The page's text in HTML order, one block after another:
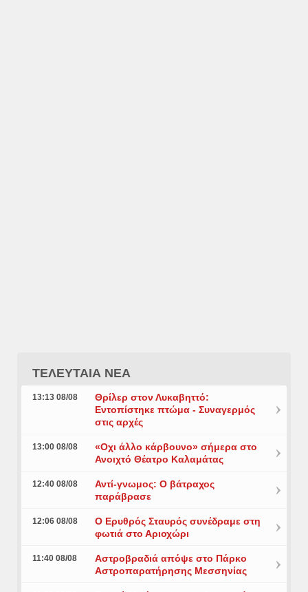
ΤΕΛΕΥΤΑΙΑ ΝΕΑ
13:13 08/08
Θρίλερ στον Λυκαβηττό:
Εντοπίστηκε πτώμα - Συναγερμός
στις αρχές
13:00 08/08
«Οχι άλλο κάρβουνο» σήμερα στο
Ανοιχτό Θέατρο Καλαμάτας
12:40 08/08
Αντί-γνωμος: Ο βάτραχος
παράβρασε
12:06 08/08
Ο Ερυθρός Σταυρός συνέδραμε στη
φωτιά στο Αριοχώρι
11:40 08/08
Αστροβραδιά απόψε στο Πάρκο
Αστροπαρατήρησης Μεσσηνίας